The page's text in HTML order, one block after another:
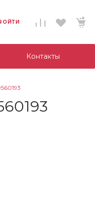
Контакты